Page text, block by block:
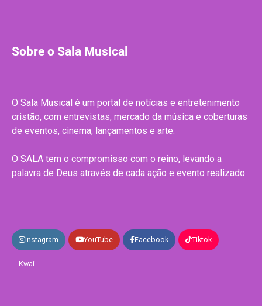
Sobre o Sala Musical
O Sala Musical é um portal de notícias e entretenimento
cristão, com entrevistas, mercado da música e coberturas
de eventos, cinema, lançamentos e arte.
O SALA tem o compromisso com o reino, levando a
palavra de Deus através de cada ação e evento realizado.
Instagram YouTube Facebook Tiktok
Kwai